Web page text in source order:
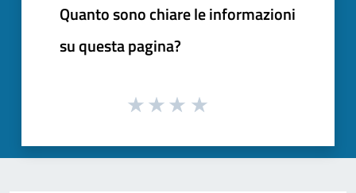
Quanto sono chiare le informazioni
su questa pagina?